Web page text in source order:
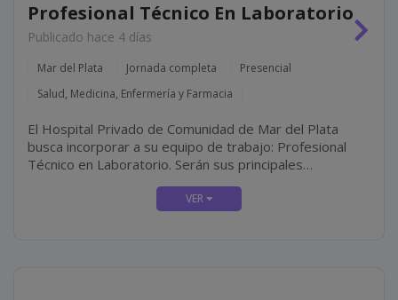
Profesional Técnico En Laboratorio
Publicado hace 4 días
Mar del Plata Jornada completa
Presencial
Salud, Medicina, Enfermería y Farmacia
El Hospital Privado de Comunidad de Mar del Plata
busca incorporar a su equipo de trabajo: Profesional
Técnico en Laboratorio. Serán sus principales
responsabilidades: Colaborar en la realización de
estudios de laboratorio, bajo la supervisión del...